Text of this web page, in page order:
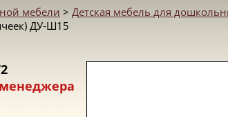
мебели > Детская мебель для
ДУ-Ш15